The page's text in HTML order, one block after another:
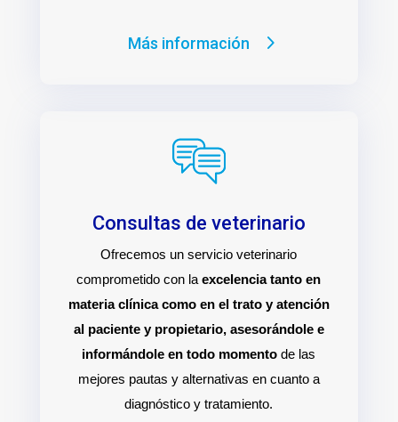
Más información
Consultas de veterinario
Ofrecemos un servicio veterinario
comprometido con laexcelencia tanto en
materia clínica como en el trato y atención
al paciente y propietario, asesorándole e
informándole en todo momento de las
mejores pautas y alternativas en cuanto a
diagnóstico y tratamiento.